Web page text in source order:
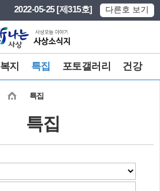
2022-05-25 [제315호] 다른호 보기
복지 특집 포토갤러리 건강
특집
특집